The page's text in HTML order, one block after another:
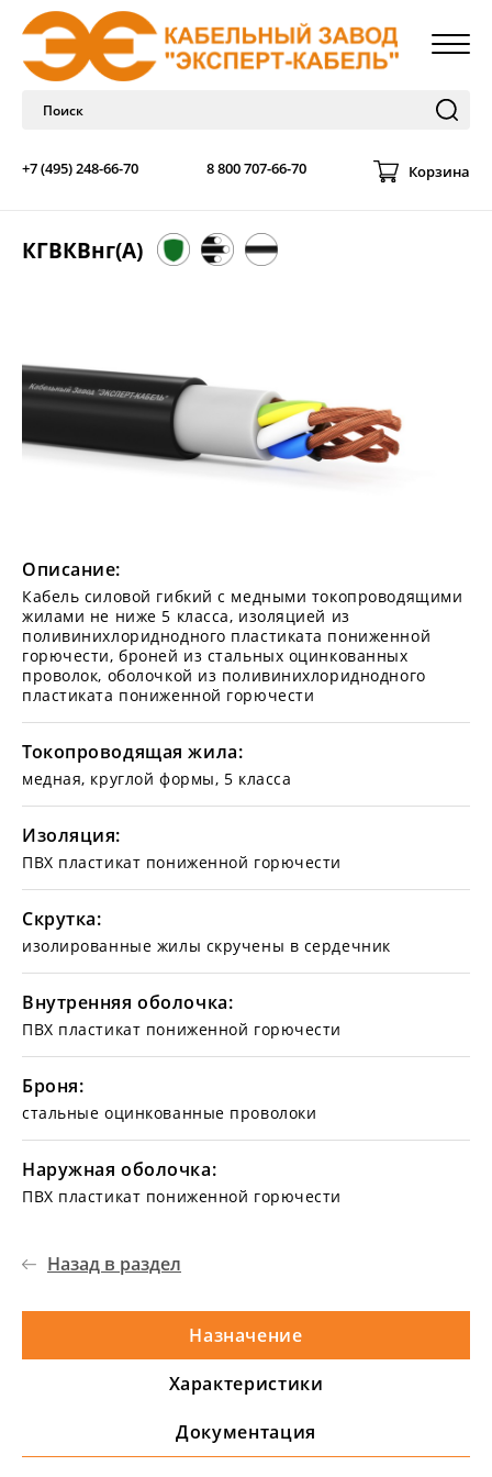
+7 (495) 248-66-70 8 800 707-66-70 Корзина
КГВКВнг(А)
Описание:
Кабель силовой гибкий с медными токопроводящими
жилами не ниже 5 класса, изоляцией из
поливинихлориднодного пластиката пониженной
горючести, броней из стальных оцинкованных
проволок, оболочкой из поливинихлориднодного
пластиката пониженной горючести
Токопроводящая жила:
медная, круглой формы, 5 класса
Изоляция:
ПВХ пластикат пониженной горючести
Скрутка:
изолированные жилы скручены в сердечник
Внутренняя оболочка:
ПВХ пластикат пониженной горючести
Броня:
стальные оцинкованные проволоки
Наружная оболочка:
ПВХ пластикат пониженной горючести
Назад в раздел
Назначение
Характеристики
Документация